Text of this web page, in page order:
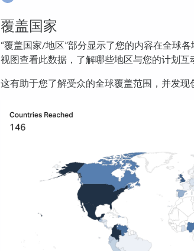
覆盖国家
“覆盖国家/地区”部分显示了您的内容在全球
视图查看此数据，了解哪些地区与您的计划互
这有助于您了解受众的全球覆盖范围，并发现